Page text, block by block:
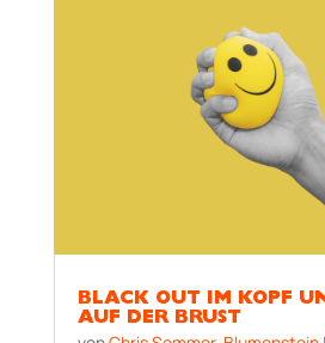
BLACK OUT IM KOPF
AUF DER BRUST